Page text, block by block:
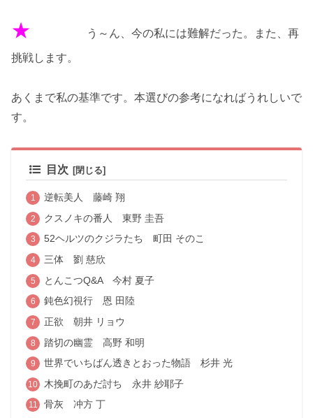
★ う～ん、今の私には難解だった。また、再
挑戦します。
あくまで私の基準です。本選びの参考になればうれしいで
す。
目次
逆転美人 藤崎 翔
クスノキの番人 東野 圭吾
52ヘルツのクジラたち 町田 そのこ
三体 劉 慈欣
とんこつQ&A 今村 夏子
鈍色幻視行 恩 田陸
正欲 朝井 リョウ
踏切の幽霊 高野 和明
世界でいちばん透きとおった物語 杉井 光
木挽町のあだ討ち 永井 紗耶子
骨灰 冲方 丁